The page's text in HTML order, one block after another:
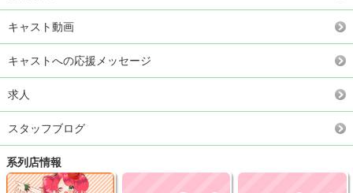
キャスト動画
キャストへの応援メッセージ
求人
スタッフブログ
系列店情報